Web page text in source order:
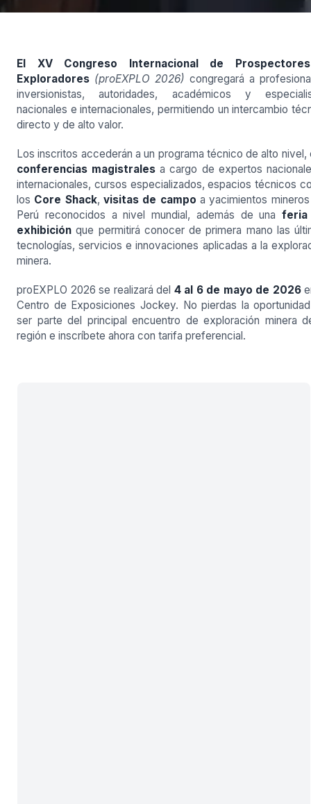
El XV Congreso Internacional de
Exploradores (proEXPLO 2026) congregará a
inversionistas, autoridades, académicos y
nacionales e internacionales, permitiendo un intercambio
directo y de alto valor.
Los inscritos accederán a un programa técnico de alto nivel,
conferencias magistrales a cargo de expertos
internacionales, cursos especializados, espacios técnicos
los Core Shack,visitas de campo a yacimientos
Perú reconocidos a nivel mundial, además de una
exhibición que permitirá conocer de primera mano las
tecnologías, servicios e innovaciones aplicadas a la
minera.
proEXPLO 2026 se realizará del 4 al 6 de mayo de 2026
Centro de Exposiciones Jockey. No pierdas la
ser parte del principal encuentro de exploración minera
región e inscríbete ahora con tarifa preferencial.